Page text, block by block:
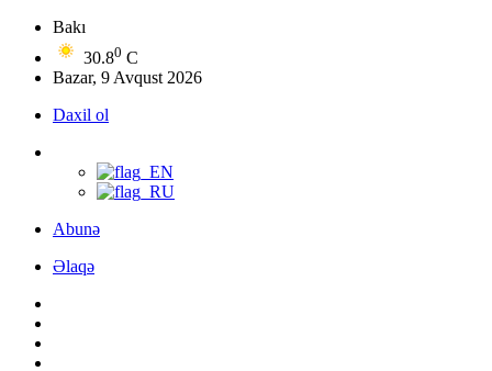
Bakı
30.80 C
Bazar, 9 Avqust 2026
Daxil ol
Abunə
Əlaqə